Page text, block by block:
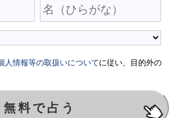
人情報等の取扱いについてに従い、目的外の